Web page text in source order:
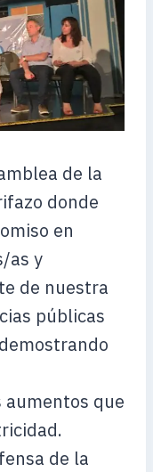
de la
donde
en
as y
de nuestra
públicas
que
de la